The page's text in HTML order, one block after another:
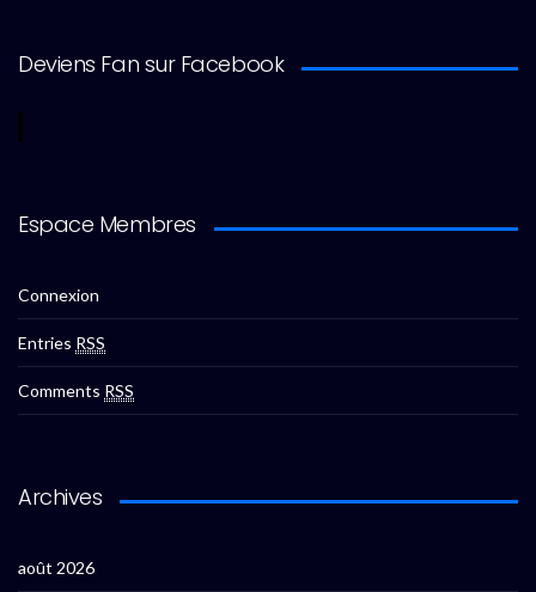
Deviens Fan sur Facebook
Espace Membres
Connexion
Entries RSS
Comments RSS
Archives
août 2026